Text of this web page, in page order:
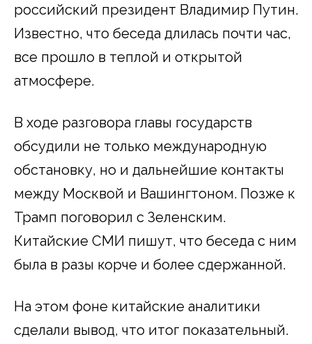
российский президент Владимир Путин.
Известно, что беседа длилась почти час,
все прошло в теплой и открытой
атмосфере.
В ходе разговора главы государств
обсудили не только международную
обстановку, но и дальнейшие контакты
между Москвой и Вашингтоном. Позже к
Трамп поговорил с Зеленским.
Китайские СМИ пишут, что беседа с ним
была в разы корче и более сдержанной.
На этом фоне китайские аналитики
сделали вывод, что итог показательный.